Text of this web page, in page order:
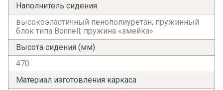
Наполнитель сидения
высокоэластичный пенополиуретан; пружинный
блок типа Bonnell; пружина «змейка»
Высота сидения (мм)
470
Материал изготовления каркаса